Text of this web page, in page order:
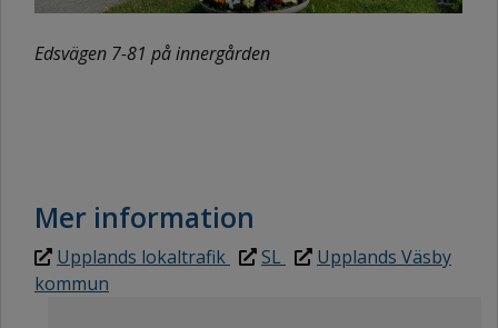
Edsvägen 7-81 på innergården
Mer information
Upplands lokaltrafik SL
Upplands Väsby
kommun